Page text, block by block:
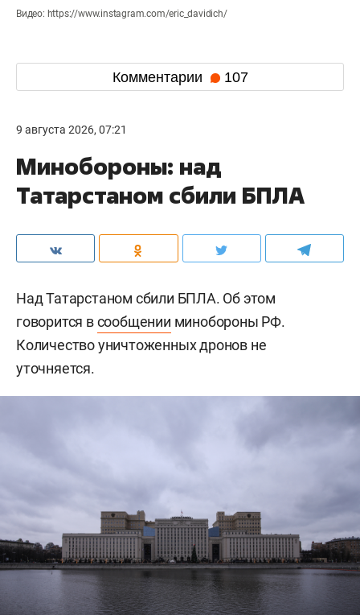
Видео: https://www.instagram.com/eric_davidich/
Комментарии 107
9 августа 2026, 07:21
Минобороны: над
Татарстаном сбили БПЛА
Над Татарстаном сбили БПЛА. Об этом
говорится всообщении минобороны РФ.
Количество уничтоженных дронов не
уточняется.